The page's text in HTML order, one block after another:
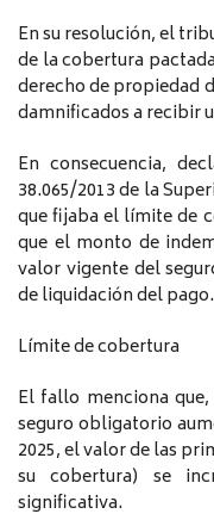
En su resolución, el
de la cobertura
derecho de propiedad
damnificados a recibir
En consecuencia,
38.065/2013 de la
que fijaba el límite de
que el monto de
valor vigente del
de liquidación del pago.
Límite de cobertura
El fallo menciona
seguro obligatorio
2025, el valor de las
su cobertura) se
significativa.